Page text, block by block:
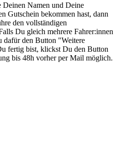
Namen und Deine
Gutschein bekommen hast, dann
den vollständigen
Du gleich mehrere Fahrer:innen
dafür den Button "Weitere
fertig bist, klickst Du den Button
bis 48h vorher per Mail möglich.